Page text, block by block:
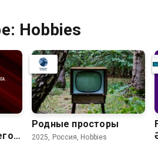
Hobbies
Pодные просторы
2025, Россия, Hobbies